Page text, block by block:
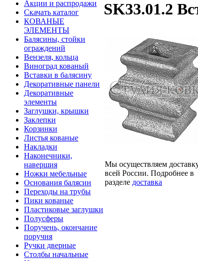
Акции и распродажи
Скачать каталог
КОВАНЫЕ
ЭЛЕМЕНТЫ
Балясины, стойки
ограждений
Вензеля, кольца
Виноград кованый
Вставки в балясину
Декоративные панели
Декоративные
элементы
Заглушки, крышки
Заклепки
Корзинки
Листья кованые
Накладки
Наконечники,
навершия
Ножки мебельные
Основания балясин
Переходы на трубы
Пики кованые
Пластиковые заглушки
Полусферы
Поручень, окончание
поручня
Ручки дверные
Столбы начальные
SK33.01.2
Мы осуществляем
всей России. Подробнее в
разделе доставка